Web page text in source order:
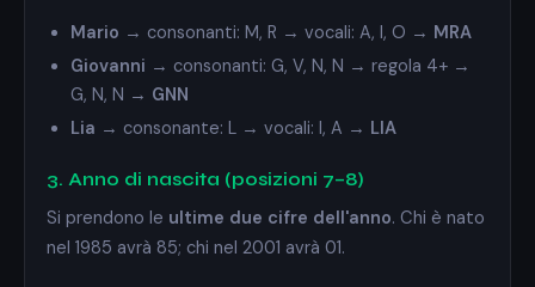
Mario → consonanti: M, R → vocali: A, I, O → MRA
Giovanni → consonanti: G, V, N, N → regola 4+ →
G, N, N → GNN
Lia → consonante: L → vocali: I, A → LIA
3. Anno di nascita (posizioni 7–8)
Si prendono le ultime due cifre dell'anno. Chi è nato
nel 1985 avrà 85; chi nel 2001 avrà 01.